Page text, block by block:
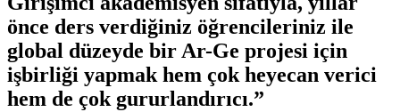
önce ders verdiğiniz öğrencileriniz ile
global düzeyde bir Ar-Ge projesi için
işbirliği yapmak hem çok heyecan verici
hem de çok gururlandırıcı.”